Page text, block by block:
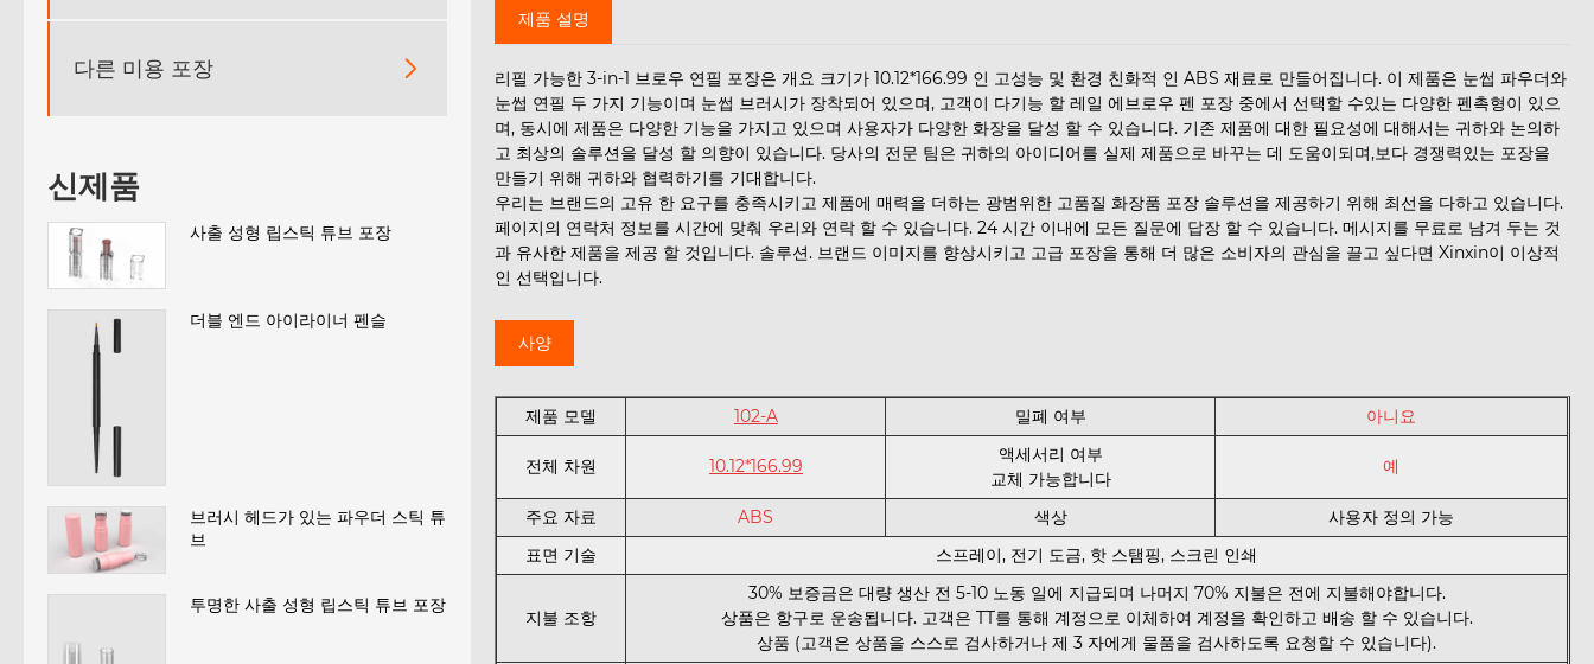
다른 미용 포장 
신제품
사출 성형 립스틱 튜브 포장
더블 엔드 아이라이너 펜슬
브러시 헤드가 있는 파우더 스틱 튜
브
투명한 사출 성형 립스틱 튜브 포장
제품 설명
리필 가능한 3-in-1 브로우 연필 포장은 개요 크기가 10.12*166.99 인 고성능 및 환경 친화적 인 ABS 재료로 만들어집니다. 이 제품은 눈썹 파우더와
눈썹 연필 두 가지 기능이며 눈썹 브러시가 장착되어 있으며, 고객이 다기능 할 레일 에브로우 펜 포장 중에서 선택할 수있는 다양한 펜촉형이 있으
며, 동시에 제품은 다양한 기능을 가지고 있으며 사용자가 다양한 화장을 달성 할 수 있습니다. 기존 제품에 대한 필요성에 대해서는 귀하와 논의하
고 최상의 솔루션을 달성 할 의향이 있습니다. 당사의 전문 팀은 귀하의 아이디어를 실제 제품으로 바꾸는 데 도움이되며,보다 경쟁력있는 포장을
만들기 위해 귀하와 협력하기를 기대합니다.
우리는 브랜드의 고유 한 요구를 충족시키고 제품에 매력을 더하는 광범위한 고품질 화장품 포장 솔루션을 제공하기 위해 최선을 다하고 있습니다.
페이지의 연락처 정보를 시간에 맞춰 우리와 연락 할 수 있습니다. 24 시간 이내에 모든 질문에 답장 할 수 있습니다. 메시지를 무료로 남겨 두는 것
과 유사한 제품을 제공 할 것입니다. 솔루션. 브랜드 이미지를 향상시키고 고급 포장을 통해 더 많은 소비자의 관심을 끌고 싶다면 Xinxin이 이상적
인 선택입니다.
사양
제품 모델 102-A 밀폐 여부 아니요
전체 차원 10.12*166.99
액세서리 여부
교체 가능합니다
예
주요 자료 ABS 색상
사용자 정의 가능
표면 기술
스프레이, 전기 도금, 핫 스탬핑, 스크린 인쇄
지불 조항
30% 보증금은 대량 생산 전 5-10 노동 일에 지급되며 나머지 70% 지불은 전에 지불해야합니다.
상품은 항구로 운송됩니다. 고객은 TT를 통해 계정으로 이체하여 계정을 확인하고 배송 할 수 있습니다.
상품 (고객은 상품을 스스로 검사하거나 제 3 자에게 물품을 검사하도록 요청할 수 있습니다).